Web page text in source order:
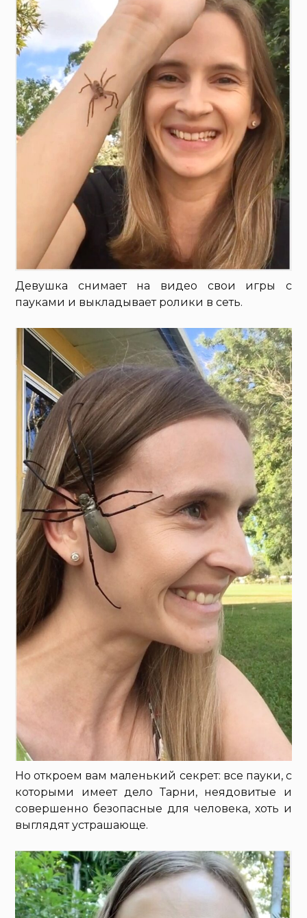
Девушка снимает на видео свои игры с
пауками и выкладывает ролики в сеть.
Но откроем вам маленький секрет: все пауки, с
которыми имеет дело Тарни, неядовитые и
совершенно безопасные для человека, хоть и
выглядят устрашающе.